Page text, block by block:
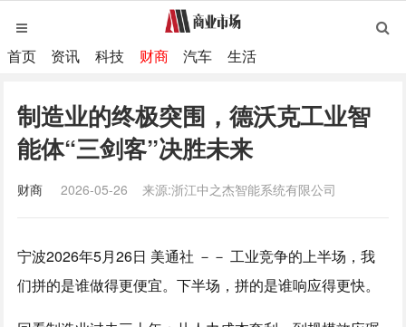
首页 资讯 科技 财商 汽车 生活
制造业的终极突围，德沃克工业智
能体“三剑客”决胜未来
财商 2026-05-26 来源:浙江中之杰智能系统有限公司
宁波2026年5月26日 美通社 －－ 工业竞争的上半场，我
们拼的是谁做得更便宜。下半场，拼的是谁响应得更快。